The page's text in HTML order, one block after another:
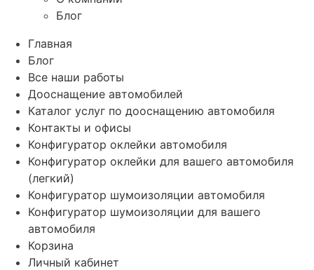
Блог
Главная
Блог
Все наши работы
Дооснащение автомобилей
Каталог услуг по дооснащению автомобиля
Контакты и офисы
Конфигуратор оклейки автомобиля
Конфигуратор оклейки для вашего автомобиля
(легкий)
Конфигуратор шумоизоляции автомобиля
Конфигуратор шумоизоляции для вашего
автомобиля
Корзина
Личный кабинет